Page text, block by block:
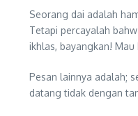
Seorang dai adalah
Tetapi percayalah
ikhlas, bayangkan!
Pesan lainnya adalah;
datang tidak dengan